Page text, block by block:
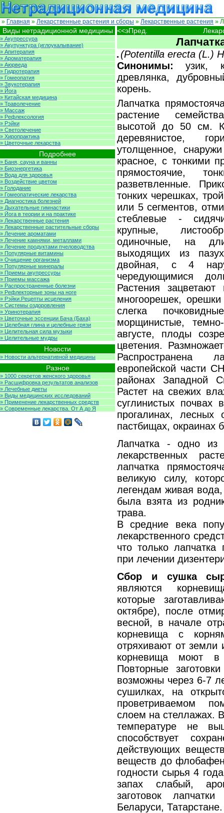
» Главная » Лекарственные растения и сборы » Лекарственные растения »
<<эПред.
(Potentilla erecta (L.)
Синонимы: узик,
древлянка,
корень.
Лапчатка
растение
высотой до 50 см.
деревянистое,
утолщенное,
красное, с тонкими
прямостоячие,
разветвленные.
тонких черешках,
или 5 сегментов,
стеблевые -
крупные,
одиночные, на
выходящих из
двойная, с 4
чередующимися
Растения
многоорешек,
слегка
морщинистые,
августе, плоды
цветения.
Распространена
европейской части
районах Западной
Растет на свежих
суглинистых почвах
прогалинах, лесных
пастбищах, окраинах
Лапчатка - одно из
лекарственных
лапчатка
великую силу,
легендам живая
была взята из
трава.
В средние века
лекарственного
что только
при лечении
Сбор и сушка
являются
которые
октябре), после
весной, в начале
корневища с
отряхивают от земли
корневища моют
Повторные
возможны через 6-7
сушилках, на
проветриваемом
слоем на стеллажах.
температуре не
способствует
действующих
веществ до
годности сырья 4
запах слабый,
заготовок
Беларуси, Татарстане.
Виды нетрадиционной медицины
» Акупрессура
» Акупунктура (иглоукалывание)
» Апитерапия
» Ароматерапия
» Аюрведа
» Гидротерапия
» Гомеопатия
» Звукотерапия
» Йога
» Китайская медицина
» Траволечение
» Массаж
» Рефлексология
» Рэйки
» Светолечение
» Хиропрактика
» Цветочные лекарства
Подробнее
» Баня, сауна и ванны
» Биоэнергетика
» Вода для здоровья
» Воздействие цветом
» Голодание
» Гомеопатические лекарства
» Диагностика болезней
» Дыхательные гимнастики
» Йога в теории и на практике
» Лекарственные растения
» Лекарственные растительные сборы
» Лечение ароматами
» Лечение камнями, металлами
» Лечение продуктами пчеловодства
» Популярные витамины
» Очищение организма
» Популярные минералы
» Приемы акупрессуры
» Приемы массажа
» Распространенные болезни
» Рефлекторные зоны на ноге
» Рэйки.Рецепты исцеления
» Системы оздоровления
» Уринотерапия
» Цветочные эссенции Бача (Баха)
» Целебная глина и целебные грязи
» Целительная сила музыки
» Целительные мудры
Новости
» Новости альтернативной медицины
Разное
» 1000 секретов женского здоровья
» Расшифровка результатов анализов
» Лечебные диеты
» Виды медицинских исследований
» Применение лекарственных средств
» Современные лекарства. От А до Я